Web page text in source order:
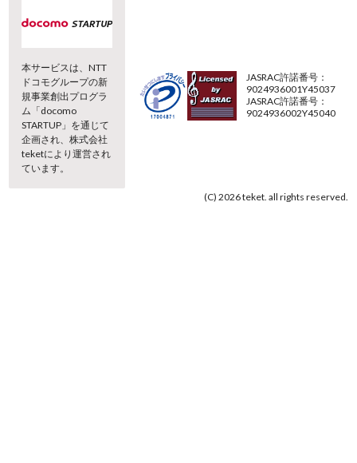
本サービスは、NTT
ドコモグループの新
規事業創出プログラ
ム「docomo
STARTUP」を通じて
企画され、株式会社
teketにより運営され
ています。
JASRAC許諾番号：
9024936001Y45037
JASRAC許諾番号：
9024936002Y45040
(C) 2026 teket. all rights reserved.